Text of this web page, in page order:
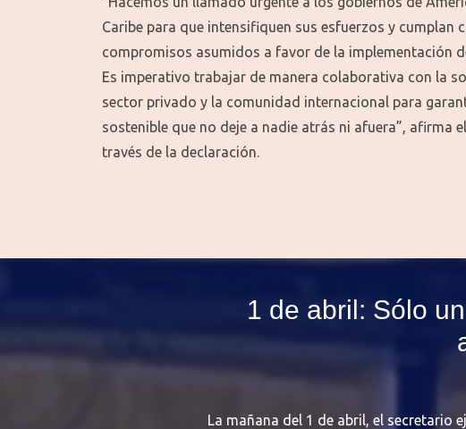
Caribe para que intensifiquen sus esfuerzos y cumplan
compromisos asumidos a favor de la implementación
Es imperativo trabajar de manera colaborativa con la
sector privado y la comunidad internacional para
sostenible que no deje a nadie atrás ni afuera”, afirma
través de la declaración.
1 de abril: Sólo
La mañana del 1 de abril, el secretario